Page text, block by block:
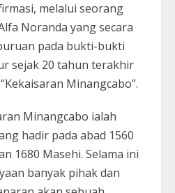
melalui seorang
Noranda yang secara
pada bukti-bukti
sejak 20 tahun terakhir
Minangcabo”.
Minangcabo ialah
hadir pada abad 1560
1680 Masehi. Selama ini
banyak pihak dan